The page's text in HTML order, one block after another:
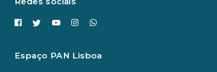
Espaço PAN Lisboa